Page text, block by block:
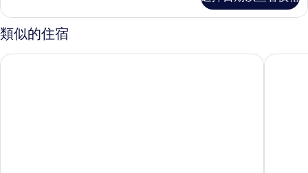
片
Bed,
Standard
的
情
類似的住宿
時代廣場愛迪生飯店 紐約亨